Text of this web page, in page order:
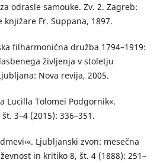
odrasle samouke. Zv. 2. Zagreb:
knjižare Fr. Suppana, 1897.
filharmonična družba 1794–1919:
življenja v stoletju
Nova revija, 2005.
Lucilla Tolomei Podgornik«.
3–4 (2015): 336–351.
Ljubljanski zvon: mesečna
in kritiko 8, št. 4 (1888): 251–